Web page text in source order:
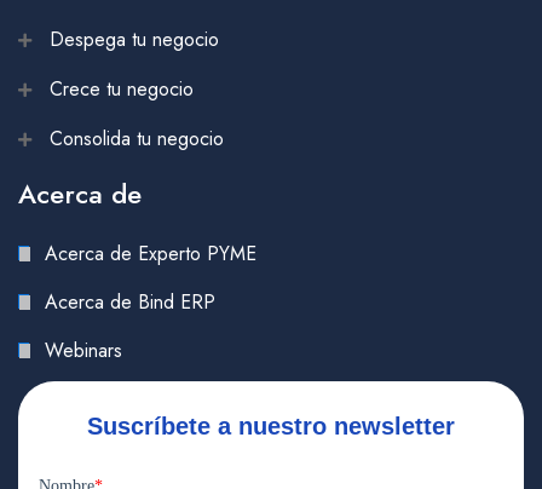
Despega tu negocio
Crece tu negocio
Consolida tu negocio
Acerca de
Acerca de Experto PYME
Acerca de Bind ERP
Webinars
Suscríbete a nuestro newsletter